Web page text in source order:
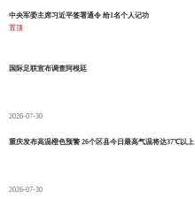
中央军委主席习近平签署通令 给1名个人记功
置顶
国际足联宣布调查阿根廷
2026-07-30
重庆发布高温橙色预警 26个区县今日最高气温将达37℃以上
2026-07-30